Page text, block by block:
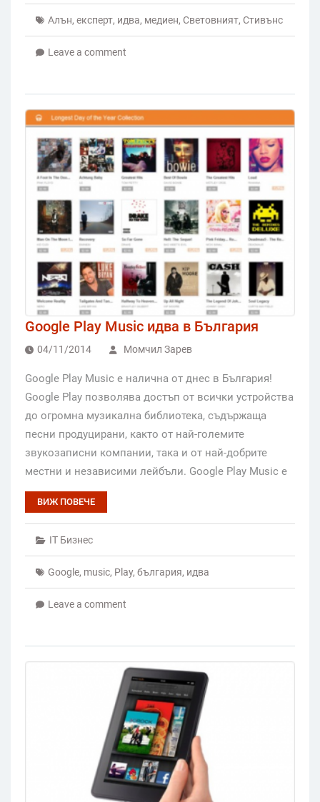
Алън, експерт, идва, медиен, Световният, Стивънс
Leave a comment
Google Play Music идва в България
04/11/2014 Момчил Зарев
Google Play Music е налична от днес в България!
Google Play позволява достъп от всички устройства
до огромна музикална библиотека, съдържаща
песни продуцирани, както от най-големите
звукозаписни компании, така и от най-добрите
местни и независими лейбъли. Google Play Music е
ВИЖ ПОВЕЧЕ
IT Бизнес
Google, music, Play, българия, идва
Leave a comment